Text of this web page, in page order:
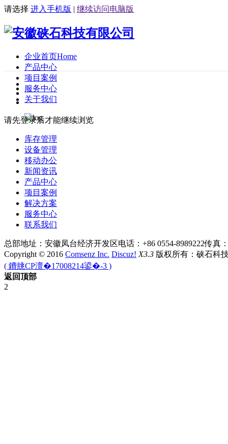
请选择 进入手机版 | 继续访问电脑版
企业首页Home
产品中心
项目案例
服务中心
关于我们
请先登录后才能继续浏览
库存管理
设备管理
移动办公
新闻资讯
产品中心
项目案例
解决方案
服务中心
联系我们
总部地址：安徽凤台经济开发区电话：+86 0554-8989222传真
Copyright © 2016 Comsenz Inc. Discuz! X3.3 版权所有：硖石科
( 鐨朓CP澶�17008214鍙�-3 )
返回顶部
2